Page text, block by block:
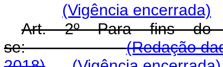
(Vigência encerrada)
Art. 2º Para fins do
se:(Redação